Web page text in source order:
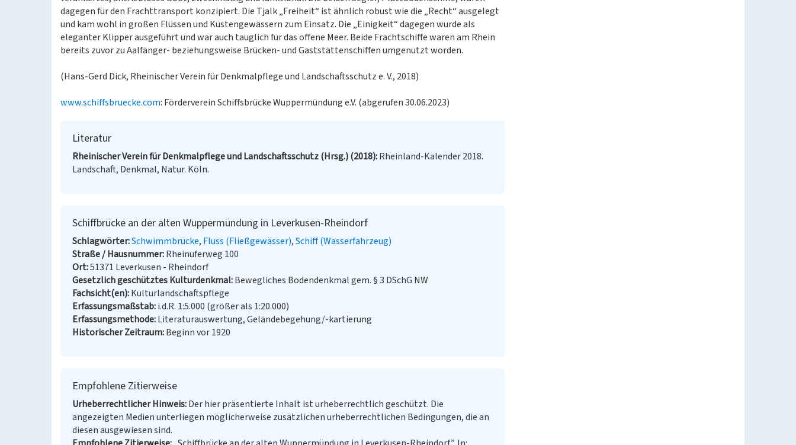
dagegen für den Frachttransport konzipiert. Die Tjalk „Freiheit“ ist ähnlich robust wie die „Recht“ ausgelegt
und kam wohl in großen Flüssen und Küstengewässern zum Einsatz. Die „Einigkeit“ dagegen wurde als
eleganter Klipper ausgeführt und war auch tauglich für das offene Meer. Beide Frachtschiffe waren am Rhein
bereits zuvor zu Aalfänger- beziehungsweise Brücken- und Gaststättenschiffen umgenutzt worden.
(Hans-Gerd Dick, Rheinischer Verein für Denkmalpflege und Landschaftsschutz e. V., 2018)
www.schiffsbruecke.com: Förderverein Schiffsbrücke Wuppermündung e.V. (abgerufen 30.06.2023)
Literatur
Rheinischer Verein für Denkmalpflege und Landschaftsschutz (Hrsg.) (2018) Rheinland-Kalender 2018.
Landschaft, Denkmal, Natur. Köln.
Schiffbrücke an der alten Wuppermündung in Leverkusen-Rheindorf
Schlagwörter Schwimmbrücke Fluss (Fließgewässer) Schiff (Wasserfahrzeug)
Straße / Hausnummer Rheinuferweg 100
Ort 51371 Leverkusen - Rheindorf
Gesetzlich geschütztes Kulturdenkmal Bewegliches Bodendenkmal gem. § 3 DSchG NW
Fachsicht(en) Kulturlandschaftspflege
Erfassungsmaßstab i.d.R. 1:5.000 (größer als 1:20.000)
Erfassungsmethode Literaturauswertung, Geländebegehung/-kartierung
Historischer Zeitraum Beginn vor 1920
Empfohlene Zitierweise
Urheberrechtlicher Hinweis Der hier präsentierte Inhalt ist urheberrechtlich geschützt. Die
angezeigten Medien unterliegen möglicherweise zusätzlichen urheberrechtlichen Bedingungen, die an
diesen ausgewiesen sind.